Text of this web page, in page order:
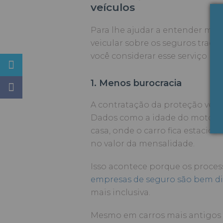
veículos
Para lhe ajudar a entender
veicular sobre os seguros
você considerar esse serviço na
1. Menos burocracia
A contratação da proteção
Dados como a idade do
casa, onde o carro fica
no valor da mensalidade.
Isso acontece porque os
empresas de seguro são bem
mais inclusiva.
Mesmo em carros mais